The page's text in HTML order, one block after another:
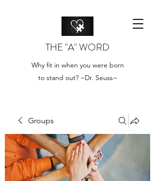
THE "A" WORD
Why fit in when you were born
to stand out? ~Dr. Seuss~
Groups